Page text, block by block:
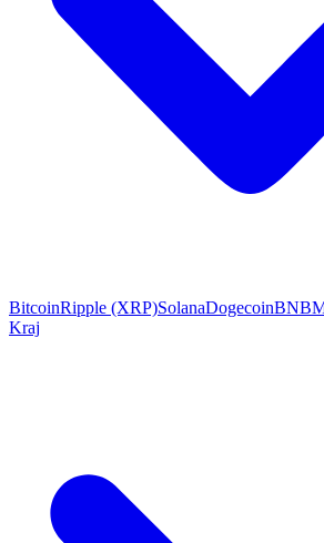
BitcoinRipple (XRP)SolanaDogecoinBNB
Kraj